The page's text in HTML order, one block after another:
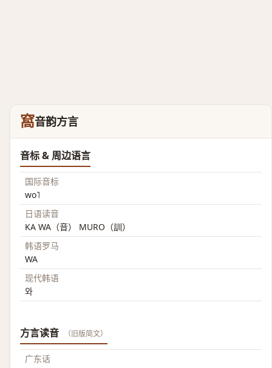
窩音韵方言
音标 & 周边语言
国际音标
wo˥
日语读音
KA WA（音） MURO（訓）
韩语罗马
WA
现代韩语
와
方言读音 （旧版简文）
广东话